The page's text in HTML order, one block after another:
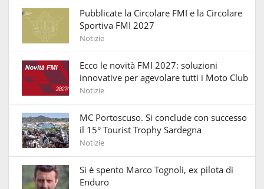
Pubblicate la Circolare FMI e la Circolare
Sportiva FMI 2027
Notizie
Ecco le novità FMI 2027: soluzioni
innovative per agevolare tutti i Moto Club
Notizie
MC Portoscuso. Si conclude con successo
il 15° Tourist Trophy Sardegna
Notizie
Si è spento Marco Tognoli, ex pilota di
Enduro